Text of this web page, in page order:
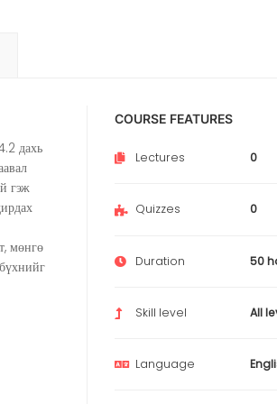
дахь
гэж
мөнгө
COURSE FEATURES
Lectures 0
Quizzes 0
Duration 50
Skill level All
Language